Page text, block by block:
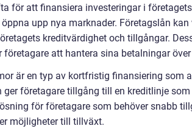
för att finansiera investeringar i
upp nya marknader. Företagslån
kreditvärdighet och tillgångar.
att hantera sina betalningar
är en typ av kortfristig finansiering som
företagare tillgång till en kreditlinje
för företagare som behöver snabb
möjligheter till tillväxt.